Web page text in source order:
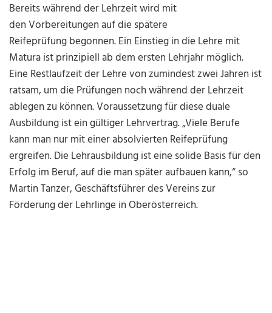
Bereits während der Lehrzeit wird mit
den Vorbereitungen auf die spätere
Reifeprüfung begonnen. Ein Einstieg in die Lehre mit
Matura ist prinzipiell ab dem ersten Lehrjahr möglich.
Eine Restlaufzeit der Lehre von zumindest zwei Jahren ist
ratsam, um die Prüfungen noch während der Lehrzeit
ablegen zu können. Voraussetzung für diese duale
Ausbildung ist ein gültiger Lehrvertrag. „Viele Berufe
kann man nur mit einer absolvierten Reifeprüfung
ergreifen. Die Lehrausbildung ist eine solide Basis für den
Erfolg im Beruf, auf die man später aufbauen kann,“ so
Martin Tanzer, Geschäftsführer des Vereins zur
Förderung der Lehrlinge in Oberösterreich.